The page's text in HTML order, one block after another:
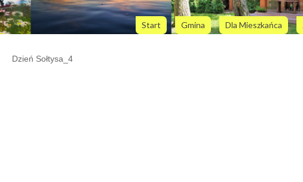
Start Gmina Dla Mieszkańca
Dzień Sołtysa_4